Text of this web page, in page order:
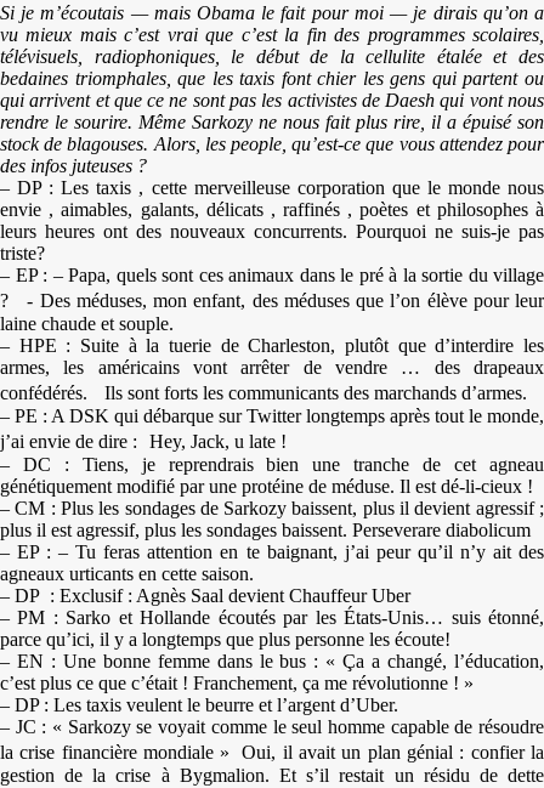
Si je m’écoutais — mais Obama le fait pour moi — je dirais qu’on a
vu mieux mais c’est vrai que c’est la fin des programmes scolaires,
télévisuels, radiophoniques, le début de la cellulite étalée et des
bedaines triomphales, que les taxis font chier les gens qui partent ou
qui arrivent et que ce ne sont pas les activistes de Daesh qui vont nous
rendre le sourire. Même Sarkozy ne nous fait plus rire, il a épuisé son
stock de blagouses. Alors, les people, qu’est-ce que vous attendez pour
des infos juteuses ?
– DP : Les taxis , cette merveilleuse corporation que le monde nous
envie , aimables, galants, délicats , raffinés , poètes et philosophes à
leurs heures ont des nouveaux concurrents. Pourquoi ne suis-je pas
triste?
– EP : – Papa, quels sont ces animaux dans le pré à la sortie du village
? - Des méduses, mon enfant, des méduses que l’on élève pour leur
laine chaude et souple.
– HPE : Suite à la tuerie de Charleston, plutôt que d’interdire les
armes, les américains vont arrêter de vendre … des drapeaux
confédérés. Ils sont forts les communicants des marchands d’armes.
– PE : A DSK qui débarque sur Twitter longtemps après tout le monde,
j’ai envie de dire : Hey, Jack, u late !
– DC : Tiens, je reprendrais bien une tranche de cet agneau
génétiquement modifié par une protéine de méduse. Il est dé-li-cieux !
– CM : Plus les sondages de Sarkozy baissent, plus il devient agressif ;
plus il est agressif, plus les sondages baissent. Perseverare diabolicum
– EP : – Tu feras attention en te baignant, j’ai peur qu’il n’y ait des
agneaux urticants en cette saison.
– DP : Exclusif : Agnès Saal devient Chauffeur Uber
– PM : Sarko et Hollande écoutés par les États-Unis… suis étonné,
parce qu’ici, il y a longtemps que plus personne les écoute!
– EN : Une bonne femme dans le bus : « Ça a changé, l’éducation,
c’est plus ce que c’était ! Franchement, ça me révolutionne ! »
– DP : Les taxis veulent le beurre et l’argent d’Uber.
– JC : « Sarkozy se voyait comme le seul homme capable de résoudre
la crise financière mondiale » Oui, il avait un plan génial : confier la
gestion de la crise à Bygmalion. Et s’il restait un résidu de dette